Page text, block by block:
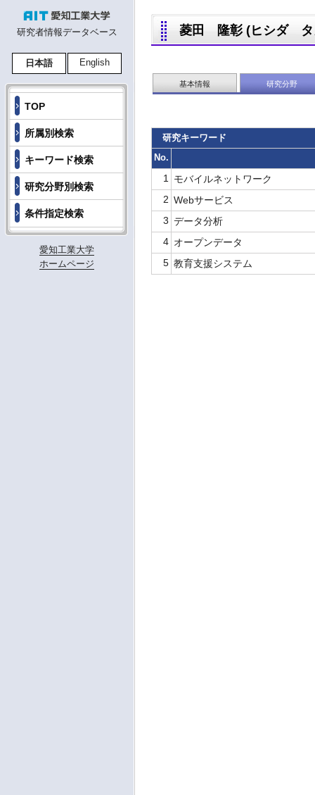
研究者情報データベース
日本語 English
TOP
所属別検索
キーワード検索
研究分野別検索
条件指定検索
愛知工業大学
ホームページ
菱田 隆彰 (ヒシダ タ
基本情報 研究分野
研究キーワード
No.
1
モバイルネットワーク
2 Webサービス
3 データ分析
4 オープンデータ
5 教育支援システム